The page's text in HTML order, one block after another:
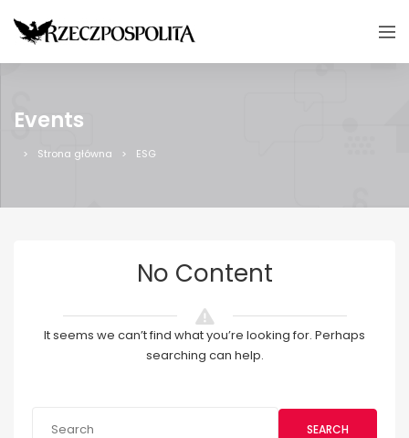
Events
Strona główna ESG
No Content
It seems we can’t find what you’re looking for. Perhaps
searching can help.
SEARCH